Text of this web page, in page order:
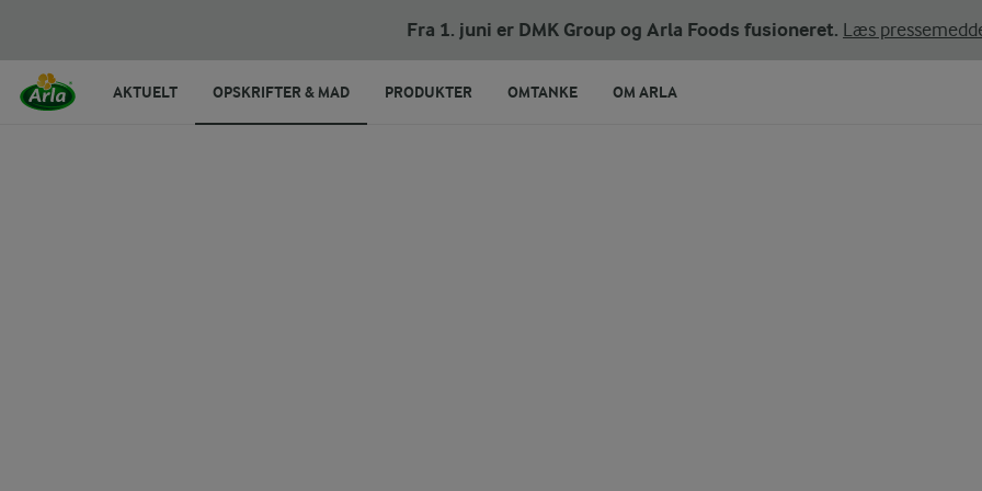
Fra 1. juni er DMK Group og Arla Foods fusioneret. Læs
AKTUELT OPSKRIFTER & MAD PRODUKTER OMTANKE OM ARLA